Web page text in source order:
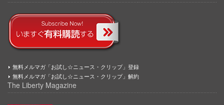
無料メルマガ「お試し☆ニュース・クリップ」登録
無料メルマガ「お試し☆ニュース・クリップ」解約
The Liberty Magazine